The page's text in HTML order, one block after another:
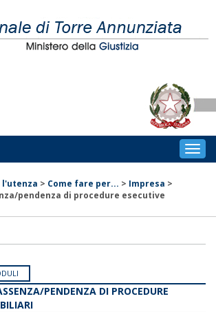
l'utenza > Come fare per... > Impresa >
pendenza di procedure esecutive
PENDENZA DI PROCEDURE